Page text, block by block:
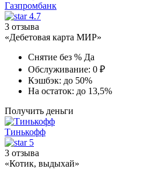
Газпромбанк
4.7
3 отзыва
«Дебетовая карта МИР»
Снятие без % Да
Обслуживание: 0 ₽
Кэшбэк: до 50%
На остаток: до 13,5%
Получить деньги
Тинькофф
5
3 отзыва
«Котик, выдыхай»